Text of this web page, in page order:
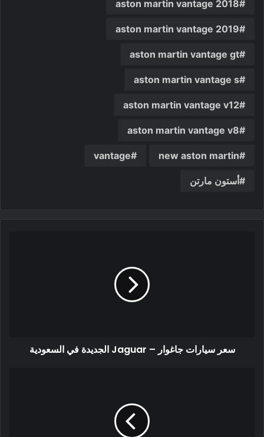
aston martin vantage 2018
aston martin vantage 2019
aston martin vantage gt
aston martin vantage s
aston martin vantage v12
aston martin vantage v8
new aston martin
vantage
أستون مارتن
سعر سيارات جاغوار – Jaguar الجديدة في السعودية